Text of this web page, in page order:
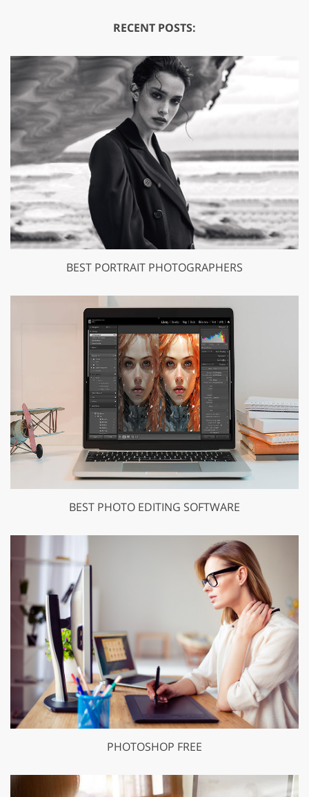
RECENT POSTS:
BEST PORTRAIT PHOTOGRAPHERS
BEST PHOTO EDITING SOFTWARE
PHOTOSHOP FREE